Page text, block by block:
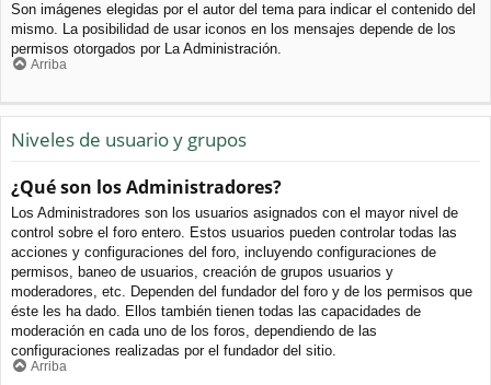
Son imágenes elegidas por el autor del tema para indicar el contenido del
mismo. La posibilidad de usar iconos en los mensajes depende de los
permisos otorgados por La Administración.
Arriba
Niveles de usuario y grupos
¿Qué son los Administradores?
Los Administradores son los usuarios asignados con el mayor nivel de
control sobre el foro entero. Estos usuarios pueden controlar todas las
acciones y configuraciones del foro, incluyendo configuraciones de
permisos, baneo de usuarios, creación de grupos usuarios y
moderadores, etc. Dependen del fundador del foro y de los permisos que
éste les ha dado. Ellos también tienen todas las capacidades de
moderación en cada uno de los foros, dependiendo de las
configuraciones realizadas por el fundador del sitio.
Arriba